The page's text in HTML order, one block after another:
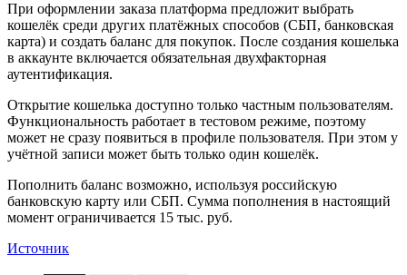
При оформлении заказа платформа предложит выбрать
кошелёк среди других платёжных способов (СБП, банковская
карта) и создать баланс для покупок. После создания кошелька
в аккаунте включается обязательная двухфакторная
аутентификация.
Открытие кошелька доступно только частным пользователям.
Функциональность работает в тестовом режиме, поэтому
может не сразу появиться в профиле пользователя. При этом у
учётной записи может быть только один кошелёк.
Пополнить баланс возможно, используя российскую
банковскую карту или СБП. Сумма пополнения в настоящий
момент ограничивается 15 тыс. руб.
Источник